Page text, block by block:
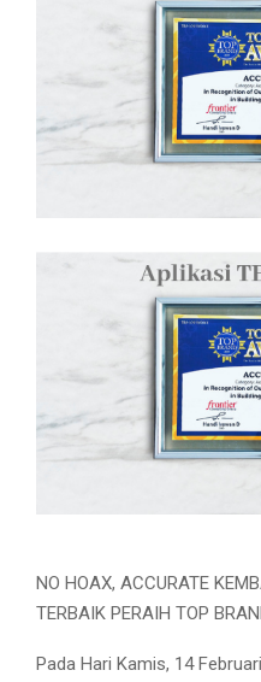
N
NO HOAX, ACCURATE
TERBAIK PERAIH TOP
Pada Hari Kamis, 14